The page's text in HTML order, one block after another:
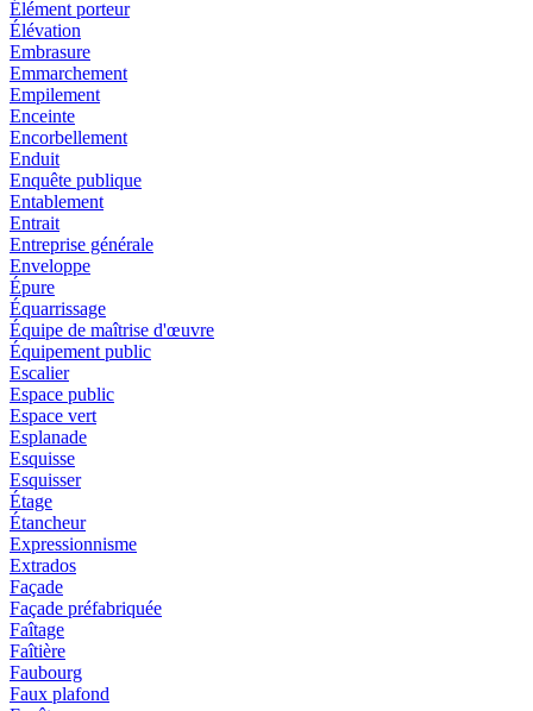
Élément porteur
Élévation
Embrasure
Emmarchement
Empilement
Enceinte
Encorbellement
Enduit
Enquête publique
Entablement
Entrait
Entreprise générale
Enveloppe
Épure
Équarrissage
Équipe de maîtrise d'œuvre
Équipement public
Escalier
Espace public
Espace vert
Esplanade
Esquisse
Esquisser
Étage
Étancheur
Expressionnisme
Extrados
Façade
Façade préfabriquée
Faîtage
Faîtière
Faubourg
Faux plafond